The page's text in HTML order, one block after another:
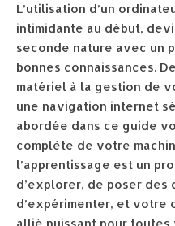
L’utilisation d’un
intimidante au début,
seconde nature avec un
bonnes connaissances.
matériel à la gestion de
une navigation internet
abordée dans ce guide
complète de votre
l’apprentissage est un
d’explorer, de poser des
d’expérimenter, et votre